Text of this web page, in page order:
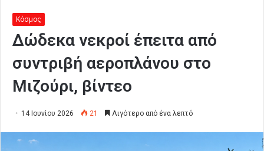
Κόσμος
Δώδεκα νεκροί έπειτα από
συντριβή αεροπλάνου στο
Μιζούρι, βίντεο
14 Ιουνίου 2026 21 Λιγότερο από ένα λεπτό